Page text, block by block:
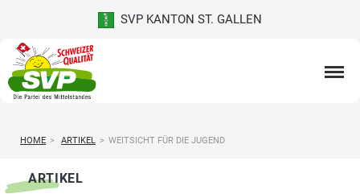
SVP KANTON ST. GALLEN
HOME > ARTIKEL > WEITSICHT FÜR DIE JUGEND
ARTIKEL